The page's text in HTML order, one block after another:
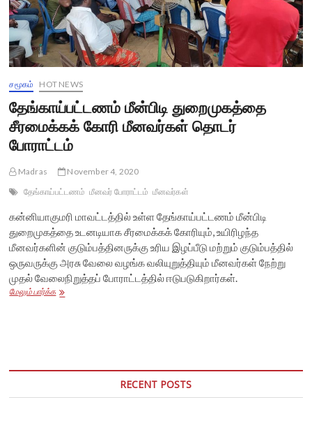
சமூகம் HOT NEWS
தேங்காய்பட்டணம் மீன்பிடி துறைமுகத்தை
சீரமைக்கக் கோரி மீனவர்கள் தொடர்
போராட்டம்
Madras
November 4, 2020
தேங்காய்பட்டணம் மீனவர் போராட்டம் மீனவர்கள்
கன்னியாகுமரி மாவட்டத்தில் உள்ள தேங்காய்பட்டணம் மீன்பிடி
துறைமுகத்தை உடனடியாக சீரமைக்கக் கோரியும், உயிரிழந்த
மீனவர்களின் குடும்பத்தினருக்கு உரிய இழப்பீடு மற்றும் குடும்பத்தில்
ஒருவருக்கு அரசு வேலை வழங்க வலியுறுத்தியும் மீனவர்கள் நேற்று
முதல் வேலைநிறுத்தப் போராட்டத்தில் ஈடுபடுகிறார்கள்.
மேலும் பார்க்கதேங்காய்பட்டணம்
RECENT POSTS